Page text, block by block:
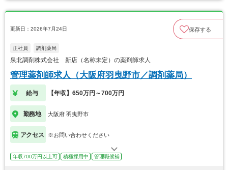
更新日：2026年7月24日 保存する
正社員 調剤薬局
泉北調剤株式会社 新店（名称未定）の薬剤師求人
管理薬剤師求人（大阪府羽曳野市／調剤薬局）
給与 【年収】650万円～700万円
勤務地 大阪府 羽曳野市
アクセス ※お問い合わせください
年収700万円以上可 積極採用中 管理職候補